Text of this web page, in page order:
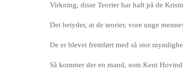
Virkning, disse Teorier har haft på de
Det betyder, at de teorier, vore unge
De er blevet fremført med så stor
Så kommer der en mand, som Kent